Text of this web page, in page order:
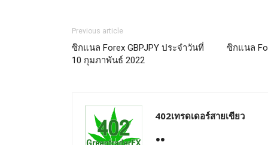
Previous article
ซิกแนล Forex GBPJPY ประจำวันที่
10 กุมภาพันธ์ 2022
ซิกแนล
402เทรดเดอร์สายเขียว